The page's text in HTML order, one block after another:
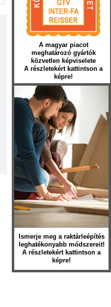
A magyar piacot
meghatározó gyártók
közvetlen képviselete
A részletekért kattintson a
képre!
Ismerje meg a raktárleépítés
leghatékonyabb módszereit!
A részletekért kattintson a
képre!